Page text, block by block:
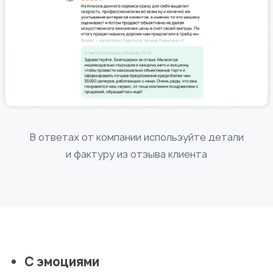
В ответах от компании используйте детали
и фактуру из отзыва клиента
С эмоциями